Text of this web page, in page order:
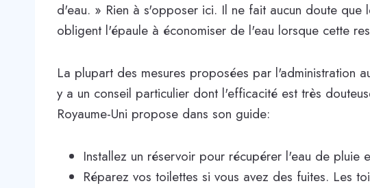
d'eau. » Rien à s'opposer ici. Il ne fait aucun doute que
obligent l'épaule à économiser de l'eau lorsque cette
La plupart des mesures proposées par l'administration
y a un conseil particulier dont l'efficacité est très
Royaume-Uni propose dans son guide:
Installez un réservoir pour récupérer l'eau de pluie
Réparez vos toilettes si vous avez des fuites. Les